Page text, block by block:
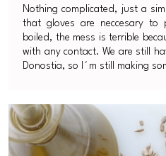
Nothing complicated, just a
that gloves are neccesary to
boiled, the mess is terrible
with any contact. We are still
Donostia, so I´m still making